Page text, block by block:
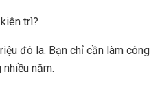
trì?
đô la. Bạn chỉ cần làm công
năm.